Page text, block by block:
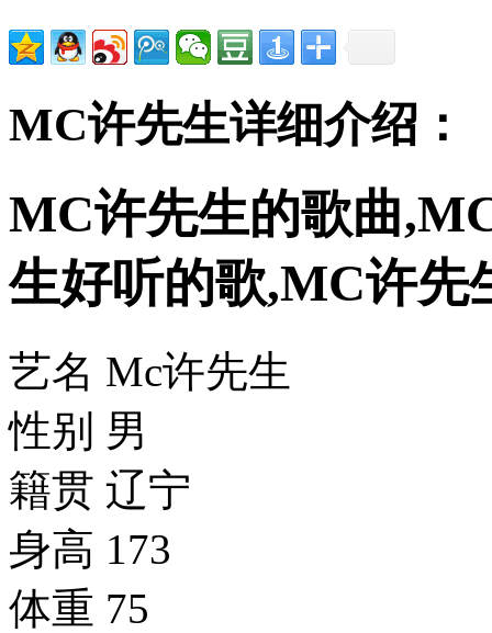
MC许先生详细介绍：
MC许先生的歌曲
生好听的歌,MC许先
艺名 Mc许先生
性别 男
籍贯 辽宁
身高 173
体重 75